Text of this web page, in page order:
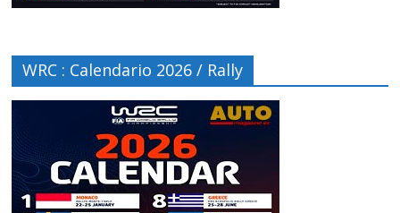
WRC : Calendario 2026 / Rally